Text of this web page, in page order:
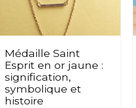
Médaille Saint
Esprit en or jaune :
signification,
symbolique et
histoire